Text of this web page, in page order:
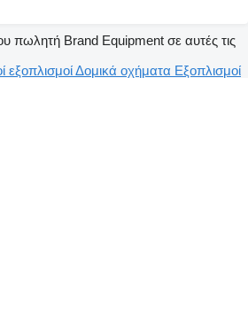
πωλητή Brand Equipment σε αυτές τις
εξοπλισμοίΔομικά οχήματα Εξοπλισμοί